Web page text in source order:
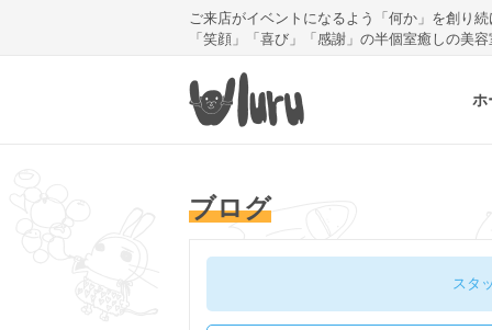
ご来店がイベントになるよう「何か」を創り続
「笑顔」「喜び」「感謝」の半個室癒しの美
ホ
ブログ
スタ